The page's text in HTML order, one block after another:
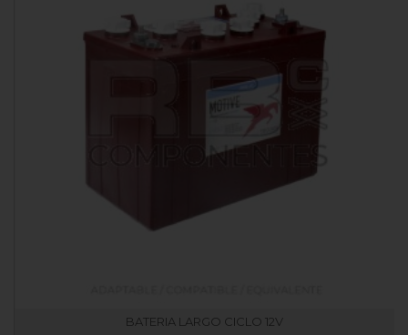
BATERIA LARGO CICLO 12V